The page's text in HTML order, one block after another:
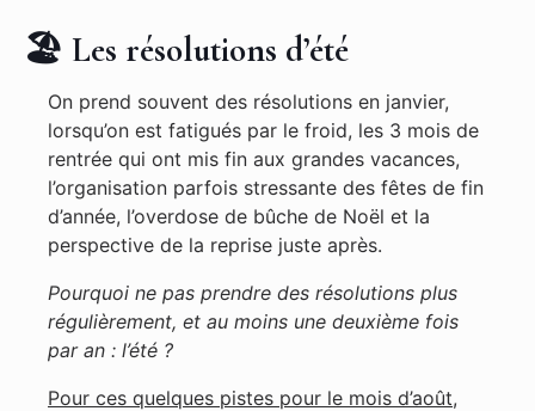
🏖 Les résolutions d’été
On prend souvent des résolutions en janvier,
lorsqu’on est fatigués par le froid, les 3 mois de
rentrée qui ont mis fin aux grandes vacances,
l’organisation parfois stressante des fêtes de fin
d’année, l’overdose de bûche de Noël et la
perspective de la reprise juste après.
Pourquoi ne pas prendre des résolutions plus
régulièrement, et au moins une deuxième fois
par an : l’été ?
Pour ces quelques pistes pour le mois d’août,